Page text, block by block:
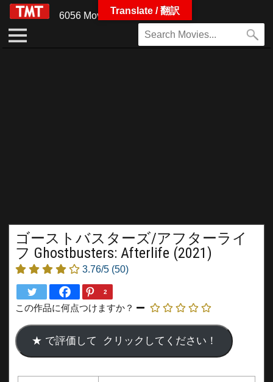
6056 Movies
ゴーストバスターズ/アフターライ
フ Ghostbusters: Afterlife (2021)
3.76/5 (50)
2
この作品に何点つけますか？
Translate / 翻訳